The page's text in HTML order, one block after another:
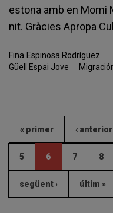
estona amb en Momi
nit. Gràcies Apropa
Fina Espinosa Rodríguez
Güell Espai Jove
« primer ‹ anterior
5 6 7 8
següent › últim »